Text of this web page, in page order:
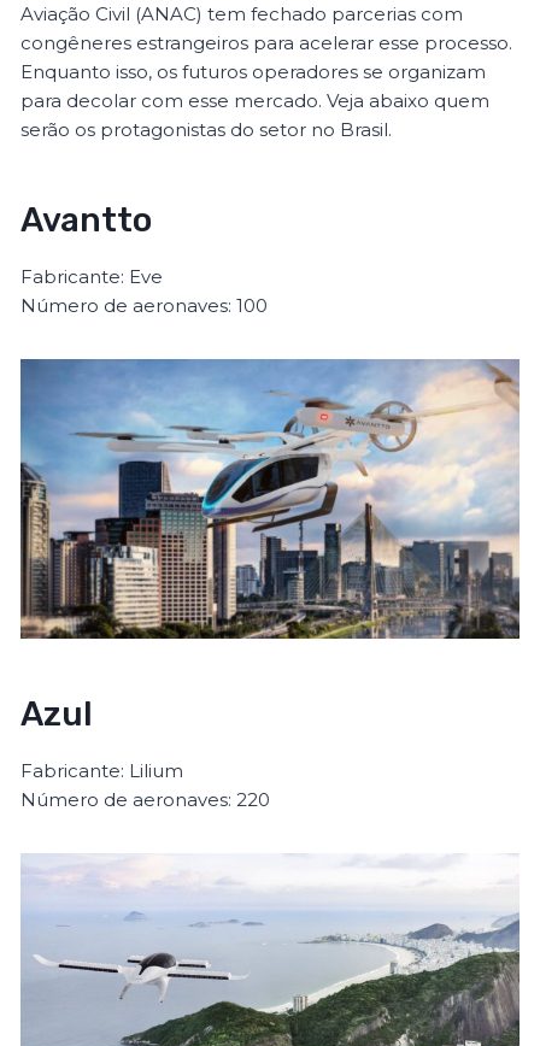
Aviação Civil (ANAC) tem fechado parcerias com
congêneres estrangeiros para acelerar esse processo.
Enquanto isso, os futuros operadores se organizam
para decolar com esse mercado. Veja abaixo quem
serão os protagonistas do setor no Brasil.
Avantto
Fabricante: Eve
Número de aeronaves: 100
Azul
Fabricante: Lilium
Número de aeronaves: 220